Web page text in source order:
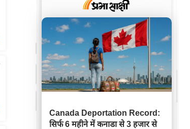
Canada Deportation Record:
सिर्फ 6 महीने में कनाडा से 3 हजार से